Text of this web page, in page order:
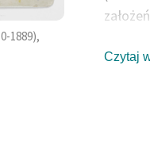
1889),
Nad
Czytaj